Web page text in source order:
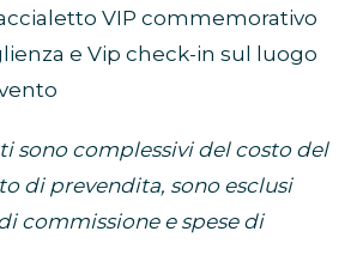
VIP commemorativo
e Vip check-in sul luogo
sono complessivi del costo del
di prevendita, sono esclusi
commissione e spese di